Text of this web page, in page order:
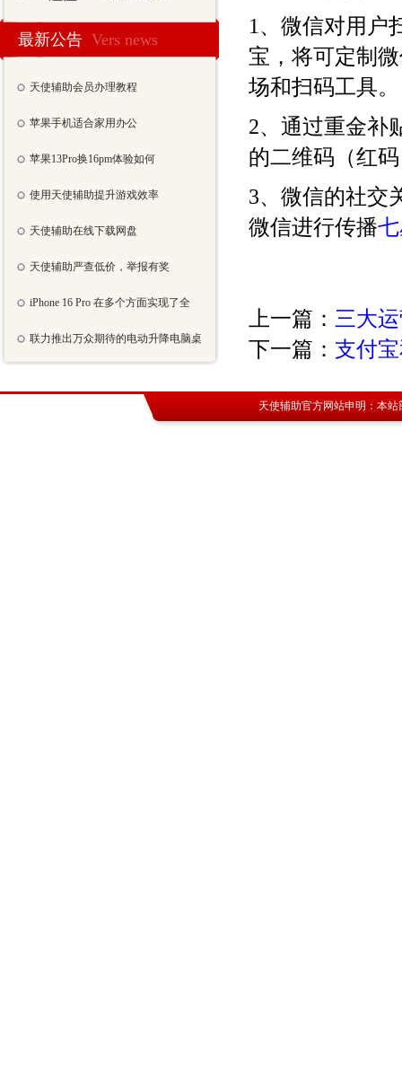
最新公告 Vers news
天使辅助会员办理教程
苹果手机适合家用办公
苹果13Pro换16pm体验如何
使用天使辅助提升游戏效率
天使辅助在线下载网盘
天使辅助严查低价，举报有奖
iPhone 16 Pro 在多个方面实现了全
联力推出万众期待的电动升降电脑桌
1、微信对用户
宝，将可定制
场和扫码工具。
2、通过重金补
的二维码（红
3、微信的社交
微信进行传播
上一篇： 三大
下一篇： 支付
天使辅助官方网站申明：本站